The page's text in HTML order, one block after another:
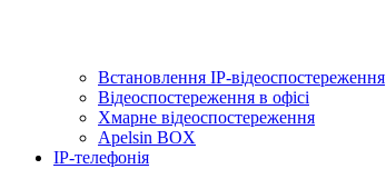
Встановлення IP-відеоспостереження
Відеоспостереження в офісі
Хмарне відеоспостереження
Apelsin BOX
IP-телефонія